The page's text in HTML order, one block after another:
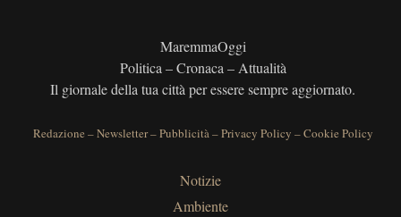
MaremmaOggi
Politica – Cronaca – Attualità
Il giornale della tua città per essere sempre aggiornato.
Redazione –Newsletter–Pubblicità–Privacy Policy –Cookie Policy
Notizie
Ambiente